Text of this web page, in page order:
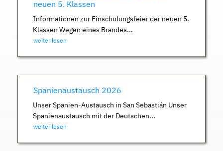
neuen 5. Klassen
Informationen zur Einschulungsfeier der neuen 5.
Klassen Wegen eines Brandes...
weiter lesen
Spanienaustausch 2026
Unser Spanien-Austausch in San Sebastián Unser
Spanienaustausch mit der Deutschen...
weiter lesen